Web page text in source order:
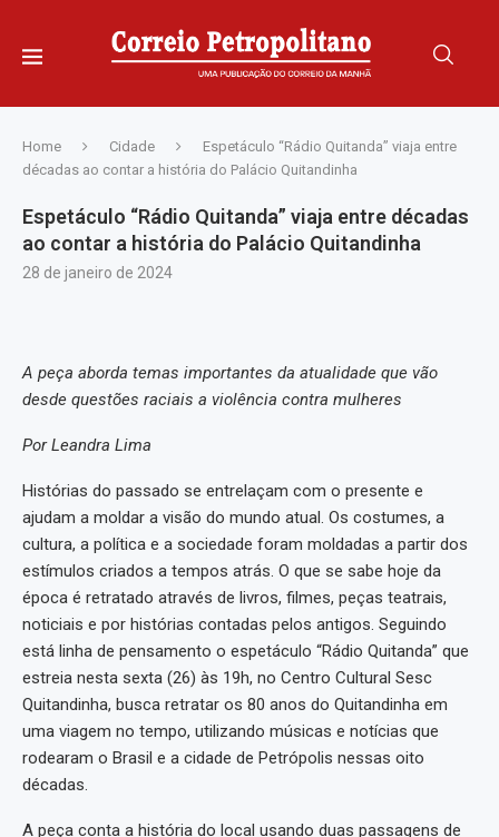
Home Cidade
Espetáculo “Rádio Quitanda” viaja entre
décadas ao contar a história do Palácio Quitandinha
Espetáculo “Rádio Quitanda” viaja entre décadas
ao contar a história do Palácio Quitandinha
28 de janeiro de 2024
A peça aborda temas importantes da atualidade que vão
desde questões raciais a violência contra mulheres
Por Leandra Lima
Histórias do passado se entrelaçam com o presente e
ajudam a moldar a visão do mundo atual. Os costumes, a
cultura, a política e a sociedade foram moldadas a partir dos
estímulos criados a tempos atrás. O que se sabe hoje da
época é retratado através de livros, filmes, peças teatrais,
noticiais e por histórias contadas pelos antigos. Seguindo
está linha de pensamento o espetáculo “Rádio Quitanda” que
estreia nesta sexta (26) às 19h, no Centro Cultural Sesc
Quitandinha, busca retratar os 80 anos do Quitandinha em
uma viagem no tempo, utilizando músicas e notícias que
rodearam o Brasil e a cidade de Petrópolis nessas oito
décadas.
A peça conta a história do local usando duas passagens de